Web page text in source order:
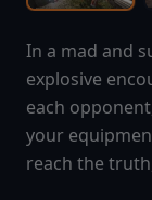
In a mad and
explosive
each
your
reach the